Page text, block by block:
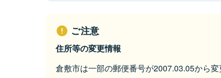
ご注意
住所等の変更情報
倉敷市は一部の郵便番号が2007.03.05から